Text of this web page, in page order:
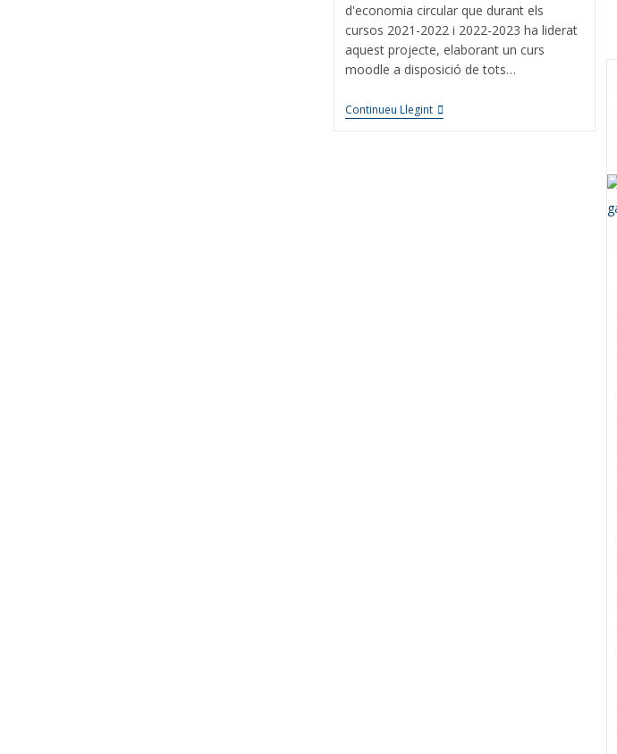
d'economia circular que durant els
cursos 2021-2022 i 2022-2023 ha liderat
aquest projecte, elaborant un curs
moodle a disposició de tots…
Continueu Llegint